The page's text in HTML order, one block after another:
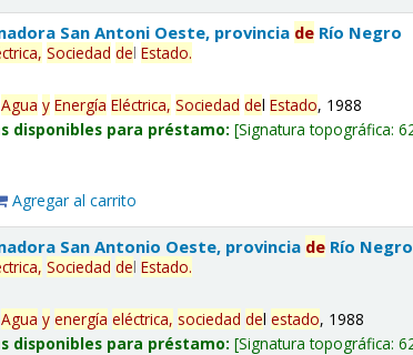
San Antoni Oeste, provincia de Río Negro
Sociedad delEstado.
Agua y Energía Eléctrica, Sociedad delEstado, 1988
disponibles para préstamo: Signatura topográfica:
Agregar al carrito
San Antonio Oeste, provincia de Río
Sociedad delEstado.
Agua y energía eléctrica, sociedad delestado, 1988
disponibles para préstamo: Signatura topográfica: